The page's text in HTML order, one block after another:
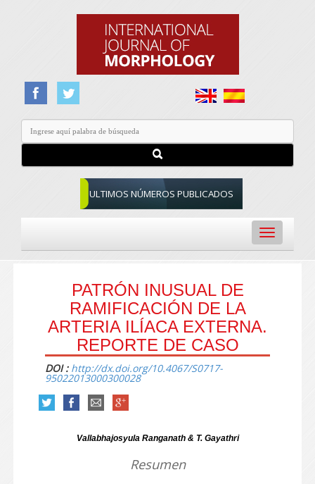
ULTIMOS NÚMEROS PUBLICADOS
Toggle
navigation
PATRÓN INUSUAL DE
RAMIFICACIÓN DE LA
ARTERIA ILÍACA EXTERNA.
REPORTE DE CASO
DOI : http://dx.doi.org/10.4067/S0717-
95022013000300028
Vallabhajosyula Ranganath & T. Gayathri
Resumen